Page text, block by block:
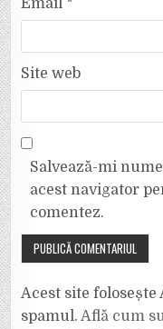
Email *
Site web
Salvează-mi
acest navigator
comentez.
Acest site
spamul.Află cum